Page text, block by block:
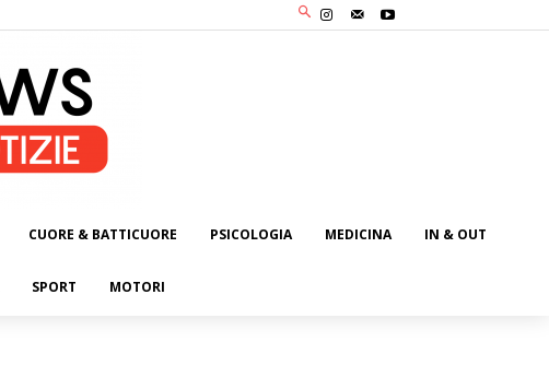
CUORE & BATTICUORE PSICOLOGIA MEDICINA IN & OUT
SPORT MOTORI